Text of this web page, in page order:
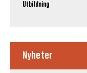
Utbildning
Nyheter